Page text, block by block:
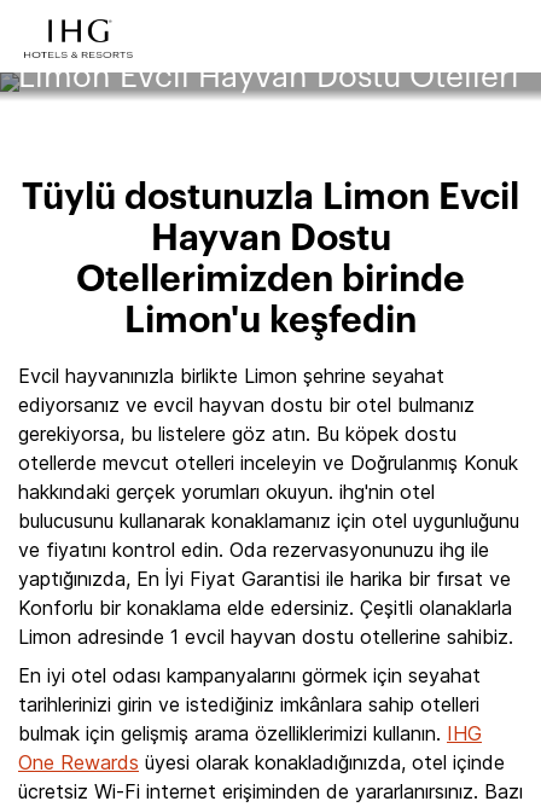
Limon Evcil Hayvan Dostu Otelleri
Tüylü dostunuzla Limon Evcil
Hayvan Dostu
Otellerimizden birinde
Limon'u keşfedin
Evcil hayvanınızla birlikte Limon şehrine seyahat
ediyorsanız ve evcil hayvan dostu bir otel bulmanız
gerekiyorsa, bu listelere göz atın. Bu köpek dostu
otellerde mevcut otelleri inceleyin ve Doğrulanmış Konuk
hakkındaki gerçek yorumları okuyun. ihg'nin otel
bulucusunu kullanarak konaklamanız için otel uygunluğunu
ve fiyatını kontrol edin. Oda rezervasyonunuzu ihg ile
yaptığınızda, En İyi Fiyat Garantisi ile harika bir fırsat ve
Konforlu bir konaklama elde edersiniz. Çeşitli olanaklarla
Limon adresinde 1 evcil hayvan dostu otellerine sahibiz.
En iyi otel odası kampanyalarını görmek için seyahat
tarihlerinizi girin ve istediğiniz imkânlara sahip otelleri
bulmak için gelişmiş arama özelliklerimizi kullanın. IHG
One Rewards üyesi olarak konakladığınızda, otel içinde
ücretsiz Wi-Fi internet erişiminden de yararlanırsınız. Bazı